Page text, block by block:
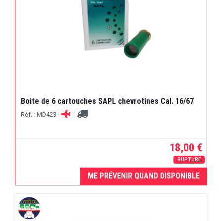
Boite de 6 cartouches SAPL chevrotines Cal. 16/67
Réf. : MD423
18,00 €
RUPTURE
ME PRÉVENIR QUAND DISPONIBLE